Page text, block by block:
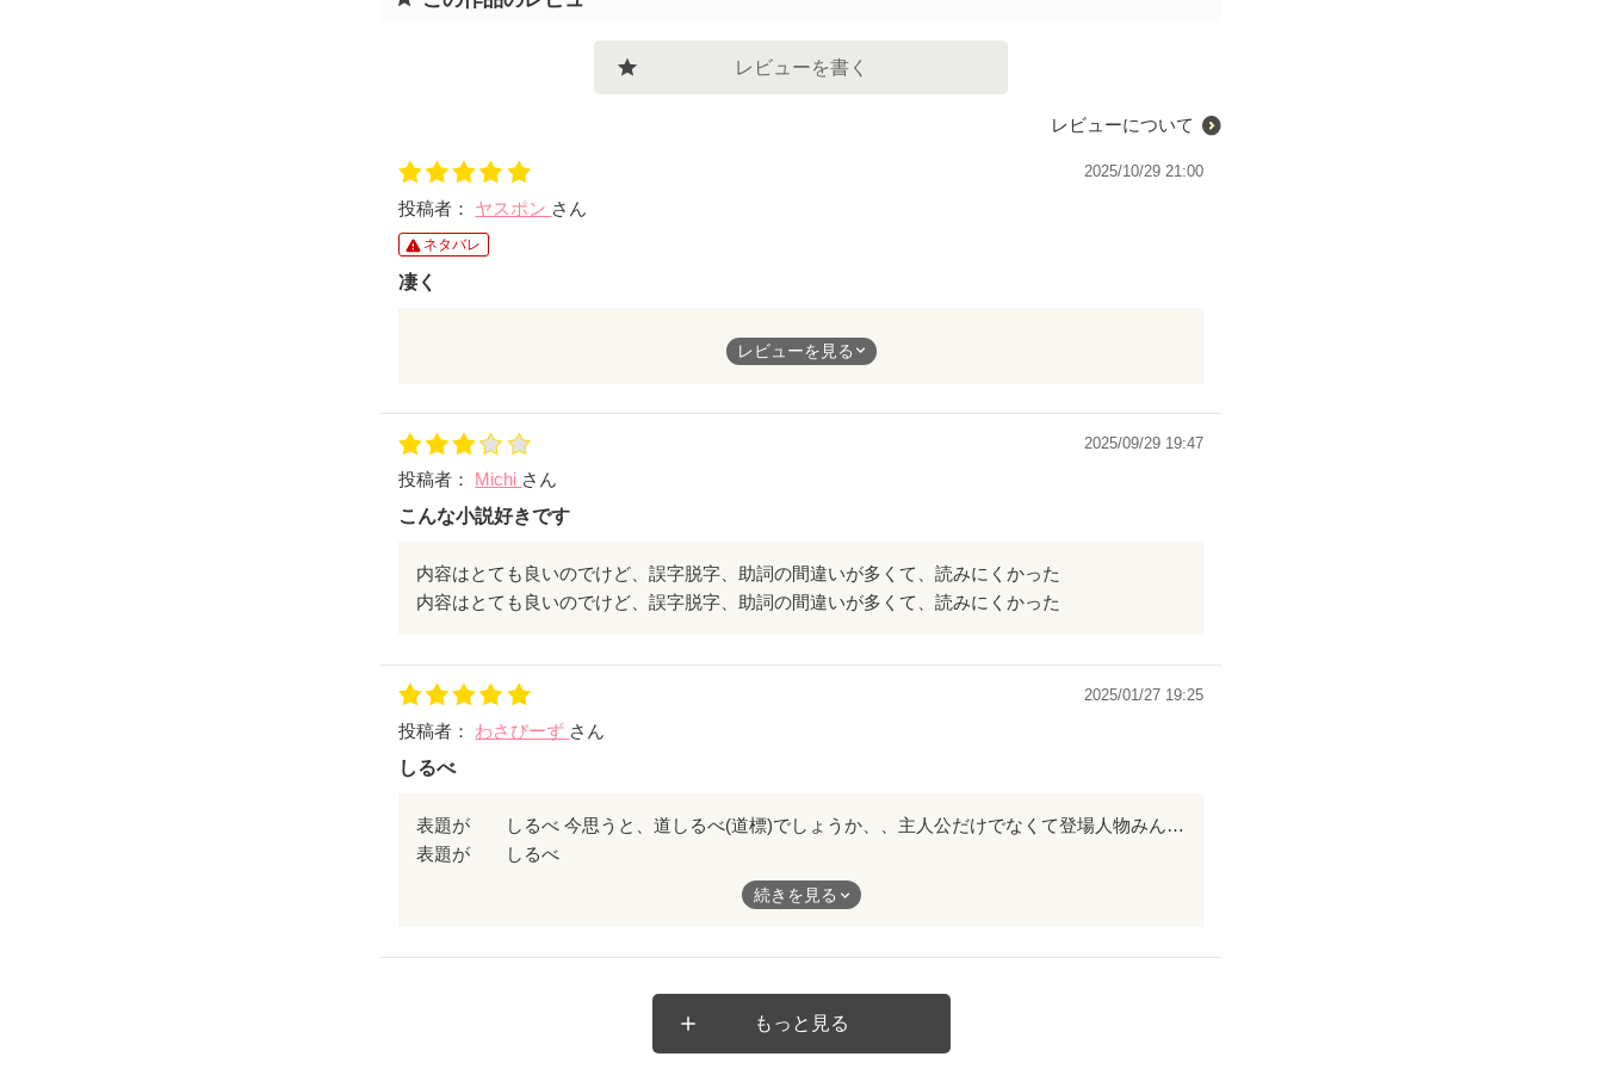
レビューを書く
レビューについて
2025/10/29 21:00
投稿者： ヤスポン さん
ネタバレ
凄く
面白くて、次、次と読んでいた…一気に
ただ、かのこが 辛いよね(´；ω；｀)と 自分も 読んでいて 胸が痛かった。
図々しいのも、( *´˘`*ꐦ)イラッとした。
レビューを見る
2025/09/29 19:47
投稿者： Michi さん
こんな小説好きです
内容はとても良いのでけど、誤字脱字、助詞の間違いが多くて、読みにくかった
内容はとても良いのでけど、誤字脱字、助詞の間違いが多くて、読みにくかった
2025/01/27 19:25
投稿者：わさびーず さん
しるべ
表題が しるべ 今思うと、道しるべ(道標)でしょうか、、主人公だけでなくて登場人物みんなの道しるべ、、、、 いろんな人に対するおもい、行動が織り混ざって展開していきます。そこに、、主人公の切ない思いが細く長く漂っています。不倫された人の思いがどのように進んでいくか、、崖っぷちを歩きながら、、人に支えられながら、、、つまづきなから、、力強く生きていく様が描かれています。 不倫物をお探しの方は、、一度覗いてみてはいかがでしょうか、、不倫された側の妻の気持ちを丁寧に描いています。
表題が しるべ
今思うと、道しるべ(道標)でしょうか、、主人公だけでなくて登場人物みんなの道しる
きながら、、人に支えられながら、、、つまづきなから、、力強く生きていく様が描かれていま
不倫物をお探しの方は、、一度覗いてみてはいかがでしょうか、、不倫された側の妻の気持ちを
続きを見る
もっと見る